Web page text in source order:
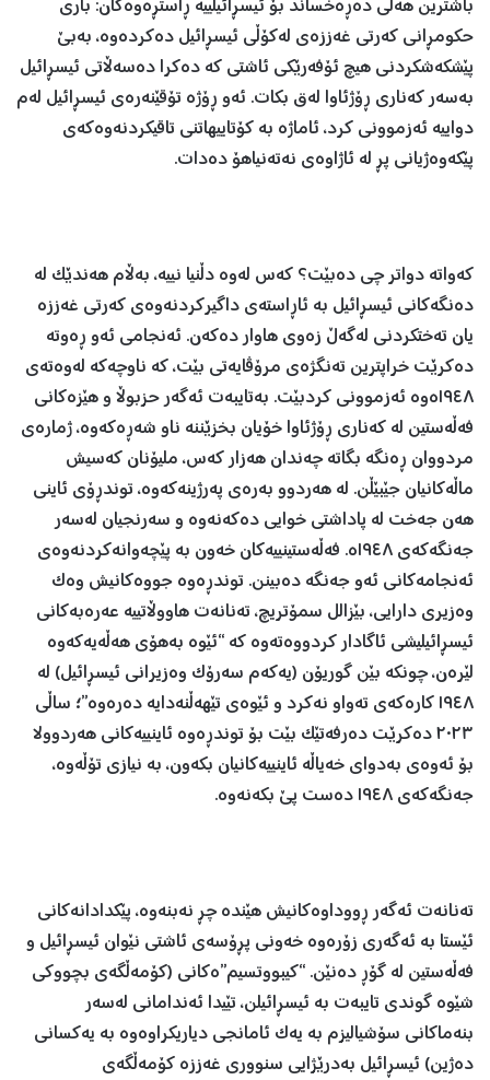
باشترین هەلی دەڕەخساند بۆ ئیسڕائیلییە ڕاستڕەوەکان: باری
حکومڕانی کەرتی غەززەی لەکۆڵی ئیسڕائیل دەکردەوە، بەبێ
پێشکەشکردنی هیچ ئۆفەرێکی ئاشتی کە دەکرا دەسەڵاتی ئیسڕائیل
بەسەر کەناری ڕۆژئاوا لەق بکات. ئەو ڕۆژە تۆقێنەرەی ئیسڕائیل لەم
دواییە ئەزموونی کرد، ئاماژە بە کۆتاییهاتنی تاقیکردنەوەکەی
پێکەوەژیانی پڕ لە ئاژاوەی نەتەنیاهۆ دەدات.
کەواتە دواتر چی دەبێت؟ کەس لەوە دڵنیا نییە، بەڵام هەندێک لە
دەنگەکانی ئیسڕائیل بە ئاڕاستەی داگیرکردنەوەی کەرتی غەززە
یان تەختکردنی لەگەڵ زەوی هاوار دەکەن. ئەنجامی ئەو ڕەوتە
دەکرێت خراپترین تەنگژەی مرۆڤایەتی بێت، کە ناوچەکە لەوەتەی
١٩٤٨ەوە ئەزموونی کردبێت. بەتایبەت ئەگەر حزبوڵا و هێزەکانی
فەڵەستین لە کەناری ڕۆژئاوا خۆیان بخزێننە ناو شەڕەکەوە، ژمارەی
مردووان ڕەنگە بگاتە چەندان هەزار کەس، ملیۆنان کەسیش
ماڵەکانیان جێبێڵن. لە هەردوو بەرەی پەرژینەکەوە، توندڕۆی ئاینی
هەن جەخت لە پاداشتی خوایی دەکەنەوە و سەرنجیان لەسەر
جەنگەکەی ١٩٤٨ە. فەڵەستینییەکان خەون بە پێچەوانەکردنەوەی
ئەنجامەکانی ئەو جەنگە دەبینن. توندڕەوە جووەکانیش وەک
وەزیری دارایی، بێزالل سمۆتریچ، تەنانەت هاووڵاتییە عەرەبەکانی
ئیسڕائیلیشی ئاگادار کردووەتەوە کە “ئێوە بەهۆی هەڵەیەکەوە
لێرەن، چونکە بێن گوریۆن (یەکەم سەرۆک وەزیرانی ئیسڕائیل) لە
١٩٤٨ کارەکەی تەواو نەکرد و ئێوەی تێهەڵنەدایە دەرەوە”؛ ساڵی
٢٠٢٣ دەکرێت دەرفەتێک بێت بۆ توندڕەوە ئاینییەکانی هەردوولا
بۆ ئەوەی بەدوای خەیاڵە ئاینییەکانیان بکەون، بە نیازی تۆڵەوە،
جەنگەکەی ١٩٤٨ دەست پێ بکەنەوە.
تەنانەت ئەگەر ڕووداوەکانیش هێندە چڕ نەبنەوە، پێکدادانەکانی
ئێستا بە ئەگەری زۆرەوە خەونی پڕۆسەی ئاشتی نێوان ئیسڕائیل و
فەڵەستین لە گۆڕ دەنێن. “کیبووتسیم”ەکانی (کۆمەڵگەی بچووکی
شێوە گوندی تایبەت بە ئیسڕائیلن، تێیدا ئەندامانی لەسەر
بنەماکانی سۆشیالیزم بە یەک ئامانجی دیاریکراوەوە بە یەکسانی
دەژین) ئیسڕائیل بەدرێژایی سنووری غەززە کۆمەڵگەی